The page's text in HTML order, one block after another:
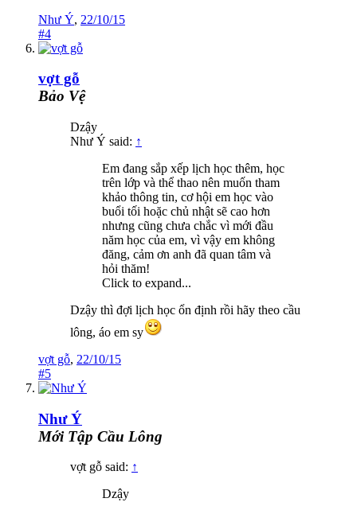
Như Ý, 22/10/15
#4
vợt gỗ
Bảo Vệ
Dzậy
Như Ý said: ↑
Em đang sắp xếp lịch học thêm, học
trên lớp và thể thao nên muốn tham
khảo thông tin, cơ hội em học vào
buổi tối hoặc chủ nhật sẽ cao hơn
nhưng cũng chưa chắc vì mới đầu
năm học của em, vì vậy em không
đăng, cảm ơn anh đã quan tâm và
hỏi thăm!
Click to expand...
Dzậy thì đợi lịch học ổn định rồi hãy theo cầu
lông, áo em sy
vợt gỗ, 22/10/15
#5
Như Ý
Mới Tập Cầu Lông
vợt gỗ said: ↑
Dzậy